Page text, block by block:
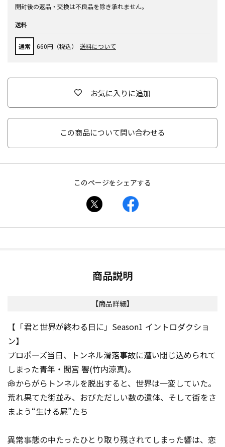
開封後の返品・交換は不良品を除き承れません。
送料
通常 660円（税込） 送料について
お気に入りに追加
この商品について問い合わせる
このページをシェアする
商品説明
【商品詳細】
【「君と世界が終わる日に」Season1 イントロダクショ
ン】
プロポーズ当日、トンネル滑落事故に遭い閉じ込められて
しまった青年・間宮 響(竹内涼真)。
命からがらトンネルを脱出すると、世界は一変していた。
荒れ果てた街並み、おびただしい数の遺体、そして街をさ
まよう“生ける屍”たち―――
異常事態の中たったひとり取り残されてしまった響は、恋